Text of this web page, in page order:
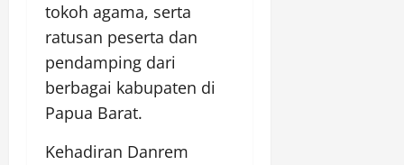
tokoh agama, serta
ratusan peserta dan
pendamping dari
berbagai kabupaten di
Papua Barat.
Kehadiran Danrem